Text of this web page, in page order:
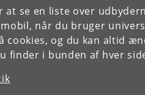
at se en liste over
når du bruger
cookies, og du kan altid
finder i bunden af hver